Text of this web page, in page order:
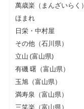
萬歳楽（まんざいらく）
ほまれ
日栄・中村屋
その他（石川県）
立山 (富山県)
有磯 曙（富山県）
玉旭（富山県）
満寿泉（富山県）
三笑楽（富山県）